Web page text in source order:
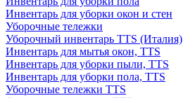
Инвентарь для уборки окон и стен
Уборочные тележки
Уборочный инвентарь TTS (Италия)
Инвентарь для мытья окон, TTS
Инвентарь для уборки пыли, TTS
Инвентарь для уборки пола, TTS
Уборочные тележки TTS